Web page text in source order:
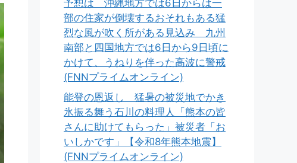
予想は 沖縄地方では6日からは一
部の住家が倒壊するおそれもある猛
烈な風が吹く所がある見込み 九州
南部と四国地方では6日から9日頃に
かけて、うねりを伴った高波に警戒
(FNNプライムオンライン)
能登の恩返し 猛暑の被災地でかき
氷振る舞う石川の料理人「熊本の皆
さんに助けてもらった」被災者「お
いしかです」【令和8年熊本地震】
(FNNプライムオンライン)